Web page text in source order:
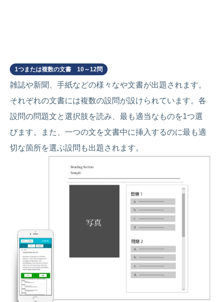
1つまたは複数の文書 10～12問
雑誌や新聞、手紙などの様々なや文書が出題されます。
それぞれの文書には複数の設問が設けられています。各
設問の問題文と選択肢を読み、最も適当なものを1つ選
びます。また、一つの文を文書中に挿入するのに最も適
切な箇所を選ぶ設問も出題されます。